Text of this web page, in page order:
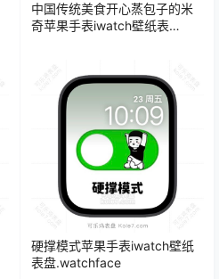
中国传统美食开心蒸包子的米
奇苹果手表iwatch壁纸表
硬撑模式苹果手表iwatch壁纸
表盘.watchface